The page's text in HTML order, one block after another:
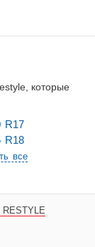
которые
R17
R18
все